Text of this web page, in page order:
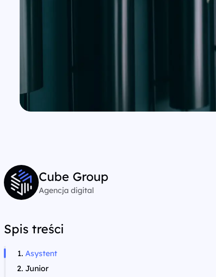
Cube Group
Agencja digital
Spis treści
Asystent
Junior